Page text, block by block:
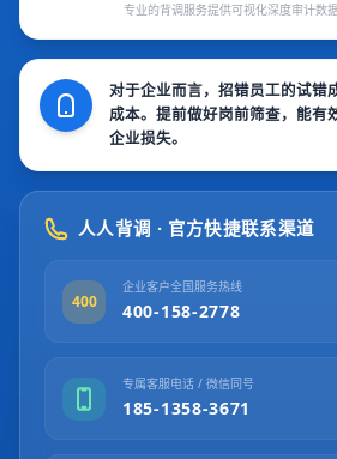
专业的背调服务提供可视化深度审计数
对于企业而言，招错员工的试错
成本。提前做好岗前筛查，能有
企业损失。
人人背调 · 官方快捷联系渠道
400
企业客户全国服务热线
400-158-2778
专属客服电话 / 微信同号
185-1358-3671